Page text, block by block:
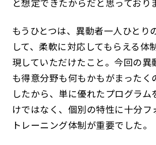
もうひとつは、異動者一人ひとり
して、柔軟に対応してもらえる体
現していただけたこと。今回の異
も得意分野も何もかもがまったく
したから、単に優れたプログラム
けではなく、個別の特性に十分フ
トレーニング体制が重要でした。